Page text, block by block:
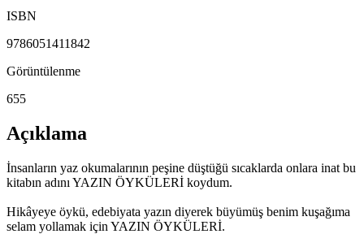
ISBN
9786051411842
Görüntülenme
655
Açıklama
İnsanların yaz okumalarının peşine düştüğü sıcaklarda onlara inat bu
kitabın adını YAZIN ÖYKÜLERİ koydum.
Hikâyeye öykü, edebiyata yazın diyerek büyümüş benim kuşağıma
selam yollamak için YAZIN ÖYKÜLERİ.